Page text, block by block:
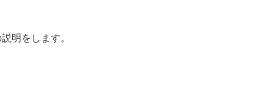
明をします。